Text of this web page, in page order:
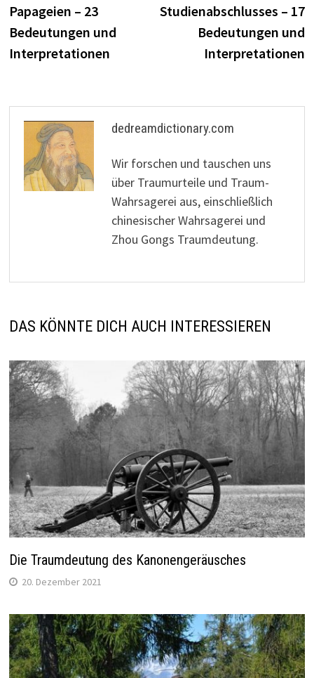
Papageien – 23
Bedeutungen und
Interpretationen
Studienabschlusses – 17
Bedeutungen und
Interpretationen
dedreamdictionary.com
Wir forschen und tauschen uns
über Traumurteile und Traum-
Wahrsagerei aus, einschließlich
chinesischer Wahrsagerei und
Zhou Gongs Traumdeutung.
DAS KÖNNTE DICH AUCH INTERESSIEREN
Die Traumdeutung des Kanonengeräusches
20. Dezember 2021